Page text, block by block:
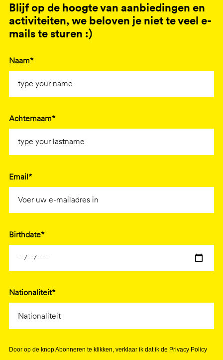
Blijf op de hoogte van aanbiedingen en
activiteiten, we beloven je niet te veel e-
mails te sturen :)
Naam*
Achternaam*
Email*
Birthdate*
Nationaliteit*
Door op de knop Abonneren te klikken, verklaar ik dat ik de Privacy Policy